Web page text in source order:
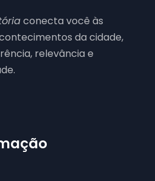
conecta você às
da cidade,
relevância e